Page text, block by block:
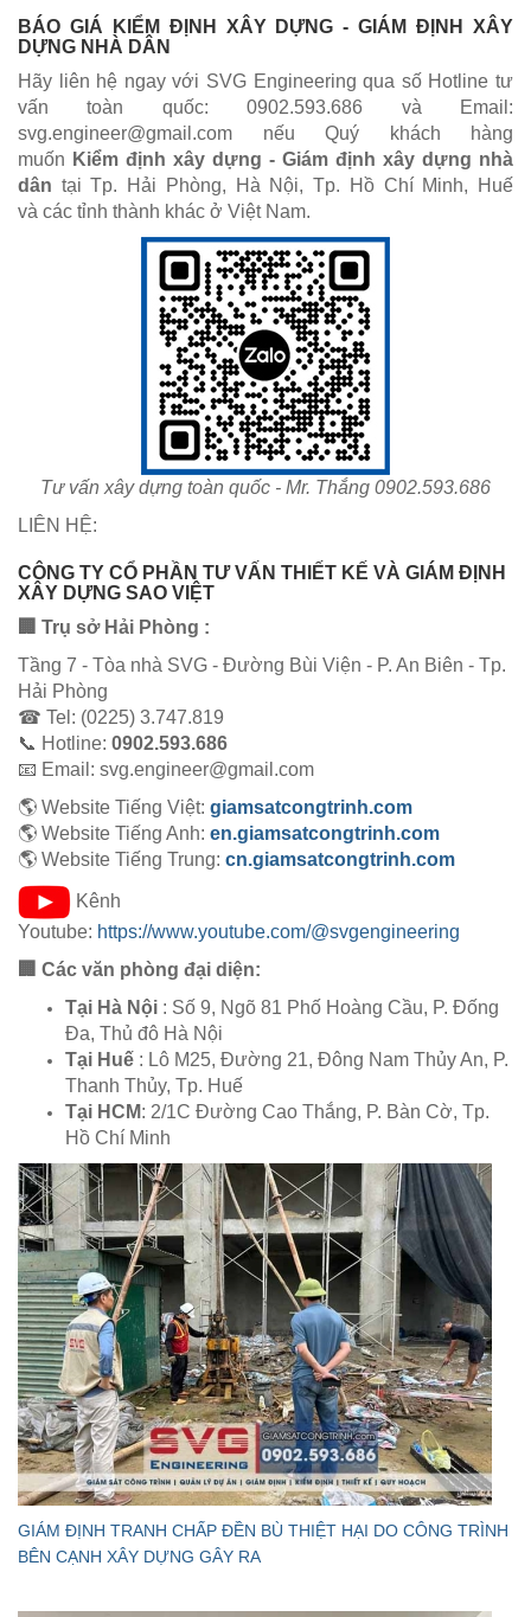
BÁO GIÁ KIỂM ĐỊNH XÂY DỰNG - GIÁM ĐỊNH XÂY
DỰNG NHÀ DÂN
Hãy liên hệ ngay với SVG Engineering qua số Hotline tư
vấn toàn quốc: 0902.593.686 và Email:
svg.engineer@gmail.com nếu Quý khách hàng
muốn Kiểm định xây dựng - Giám định xây dựng nhà
dân tại Tp. Hải Phòng, Hà Nội, Tp. Hồ Chí Minh, Huế
và các tỉnh thành khác ở Việt Nam.
Tư vấn xây dựng toàn quốc - Mr. Thắng 0902.593.686
LIÊN HỆ:
CÔNG TY CỔ PHẦN TƯ VẤN THIẾT KẾ VÀ GIÁM ĐỊNH
XÂY DỰNG SAO VIỆT
🏢 Trụ sở Hải Phòng :
Tầng 7 - Tòa nhà SVG - Đường Bùi Viện - P. An Biên - Tp.
Hải Phòng
☎ Tel: (0225) 3.747.819
📞 Hotline: 0902.593.686
📧 Email: svg.engineer@gmail.com
🌎 Website Tiếng Việt: giamsatcongtrinh.com
🌎 Website Tiếng Anh: en.giamsatcongtrinh.com
🌎 Website Tiếng Trung: cn.giamsatcongtrinh.com
Kênh
Youtube: https://www.youtube.com/@svgengineering
🏢 Các văn phòng đại diện:
Tại Hà Nội : Số 9, Ngõ 81 Phố Hoàng Cầu, P. Đống
Đa, Thủ đô Hà Nội
Tại Huế : Lô M25, Đường 21, Đông Nam Thủy An, P.
Thanh Thủy, Tp. Huế
Tại HCM: 2/1C Đường Cao Thắng, P. Bàn Cờ, Tp.
Hồ Chí Minh
GIÁM ĐỊNH TRANH CHẤP ĐỀN BÙ THIỆT HẠI DO CÔNG TRÌNH
BÊN CẠNH XÂY DỰNG GÂY RA